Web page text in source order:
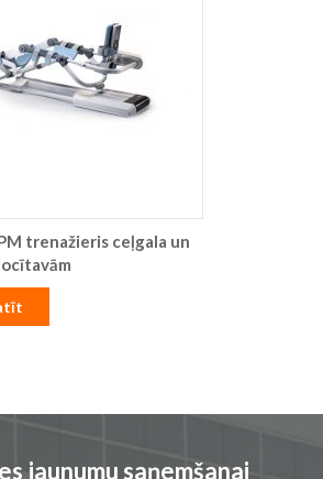
trenažieris ceļgala un
jaunumu saņemšanai